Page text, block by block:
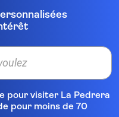
pour visiter La Pedrera
pour moins de 70